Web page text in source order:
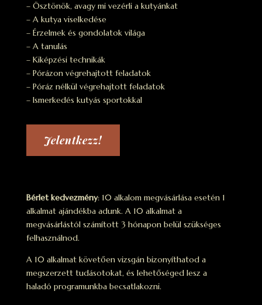
– Ösztönök, avagy mi vezérli a kutyánkat
– A kutya viselkedése
– Érzelmek és gondolatok világa
– A tanulás
– Kiképzési technikák
– Pórázon végrehajtott feladatok
– Póráz nélkül végrehajtott feladatok
– Ismerkedés kutyás sportokkal
Jelentkezz!
Bérlet kedvezmény: 10 alkalom megvásárlása esetén 1
alkalmat ajándékba adunk. A 10 alkalmat a
megvásárlástól számított 3 hónapon belül szükséges
felhasználnod.
A 10 alkalmat követően vizsgán bizonyíthatod a
megszerzett tudásotokat, és lehetőséged lesz a
haladó programunkba becsatlakozni.